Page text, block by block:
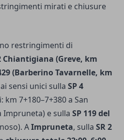
mirati e chiusure
restringimenti di
Chiantigiana (Greve, km
(Barberino Tavarnelle, km
sensi unici sulla SP 4
7+180–7+380 a San
Impruneta) e sulla SP 119 del
AImpruneta, sulla SR 2